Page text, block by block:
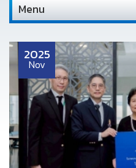
Menu
2025
Nov